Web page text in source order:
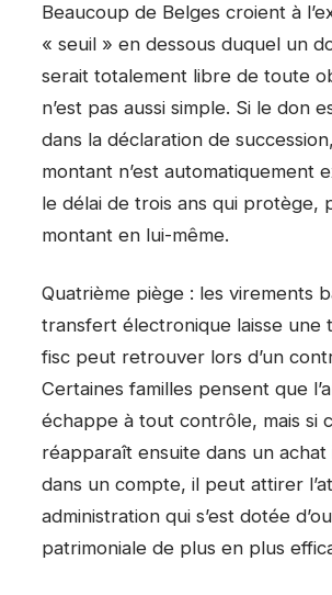
Beaucoup de Belges croient à
« seuil » en dessous duquel un
serait totalement libre de toute
n’est pas aussi simple. Si le don
dans la déclaration de
montant n’est automatiquement
le délai de trois ans qui protège,
montant en lui-même.
Quatrième piège : les virements
transfert électronique laisse une
fisc peut retrouver lors d’un
Certaines familles pensent que
échappe à tout contrôle, mais si
réapparaît ensuite dans un achat
dans un compte, il peut attirer
administration qui s’est dotée
patrimoniale de plus en plus